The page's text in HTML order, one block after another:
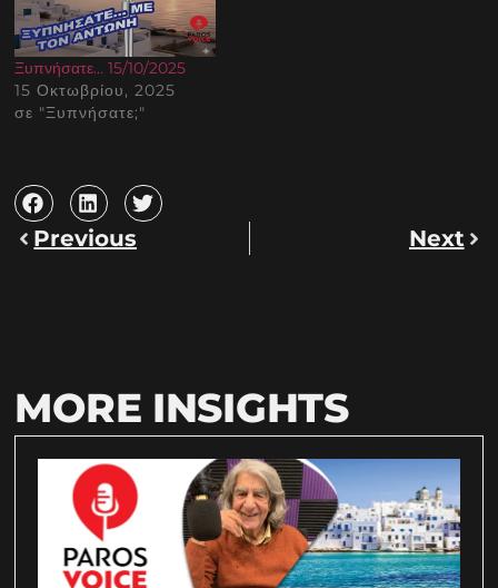
Ξυπνήσατε… 15/10/2025
15 Οκτωβρίου, 2025
σε "Ξυπνήσατε;"
Previous Next
MORE INSIGHTS